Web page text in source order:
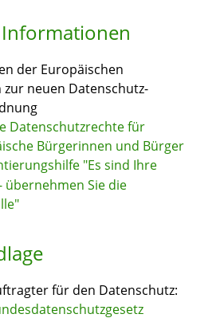
der Europäischen
zur neuen Datenschutz-
Datenschutzrechte für
Bürgerinnen und Bürger
"Es sind Ihre
übernehmen Sie die
für den Datenschutz: